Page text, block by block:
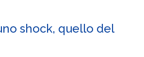
shock, quello del